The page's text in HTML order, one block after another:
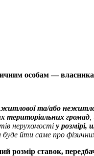
особам —
та/або
територіальних громад
нерухомості у розмірі,
йти саме про
розмір ставок,